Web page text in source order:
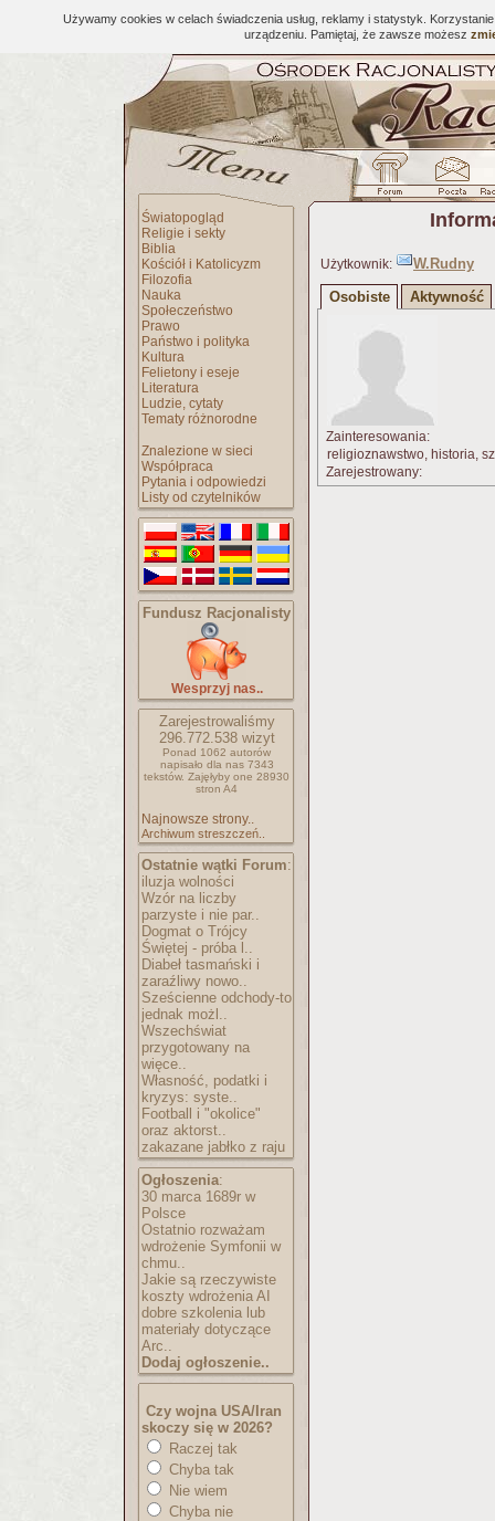
Używamy cookies w celach świadczenia usług, reklamy i statystyk.
urządzeniu. Pamiętaj, że zawsze możesz
Światopogląd
Religie i sekty
Biblia
Kościół i Katolicyzm
Filozofia
Nauka
Społeczeństwo
Prawo
Państwo i polityka
Kultura
Felietony i eseje
Literatura
Ludzie, cytaty
Tematy różnorodne
Znalezione w sieci
Współpraca
Pytania i odpowiedzi
Listy od czytelników
Fundusz Racjonalisty
Wesprzyj nas..
Zarejestrowaliśmy
296.772.538wizyt
Ponad 1062 autorów
napisało dla nas 7343
tekstów. Zajęłyby one 28930
stron A4
Najnowsze strony..
Archiwum streszczeń..
Ostatnie wątki Forum:
iluzja wolności
Wzór na liczby
parzyste i nie par..
Dogmat o Trójcy
Świętej - próba l..
Diabeł tasmański i
zaraźliwy nowo..
Sześcienne odchody-to
jednak możl..
Wszechświat
przygotowany na
więce..
Własność, podatki i
kryzys: syste..
Football i "okolice"
oraz aktorst..
zakazane jabłko z raju
Ogłoszenia:
30 marca 1689r w
Polsce
Ostatnio rozważam
wdrożenie Symfonii w
chmu..
Jakie są rzeczywiste
koszty wdrożenia AI
dobre szkolenia lub
materiały dotyczące
Arc..
Dodaj ogłoszenie..
Czy wojna USA/Iran
skoczy się w 2026?
Raczej tak
Chyba tak
Nie wiem
Chyba nie
Użytkownik:
W.Rudny
Osobiste
Aktywność
Zainteresowania:
religioznawstwo, historia,
Zarejestrowany: